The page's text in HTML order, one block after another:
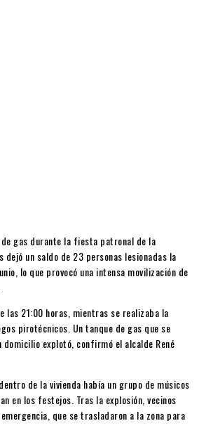
de gas durante la fiesta patronal de la
dejó un saldo de 23 personas lesionadas la
lo que provocó una intensa movilización de
las 21:00 horas, mientras se realizaba la
pirotécnicos. Un tanque de gas que se
explotó, confirmó el alcalde René
de la vivienda había un grupo de músicos
en los festejos. Tras la explosión, vecinos
que se trasladaron a la zona para